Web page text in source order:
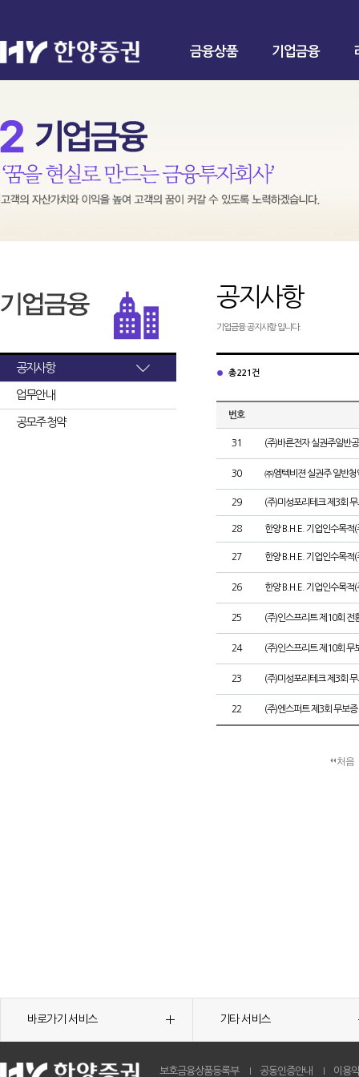
금융상품 기업금융
공지사항
업무안내
공모주 청약
공지사항
기업금융 공지사항 입니다.
총 221건
번호
31 (주)바른전자 실권주일반
30 ㈜엠텍비젼 실권주 일반청
29 (주)미성포리테크 제3회
28 한양 B.H.E. 기업인수목적
27 한양 B.H.E. 기업인수목
26 한양 B.H.E. 기업인수목적
25 (주)인스프리트 제10회 전
24 (주)인스프리트 제10회 무
23 (주)미성포리테크 제3회
22 (주)엔스퍼트 제3회 무보
처음
바로가기 서비스 기타 서비스
보호금융상품등록부 공동인증안내 이용